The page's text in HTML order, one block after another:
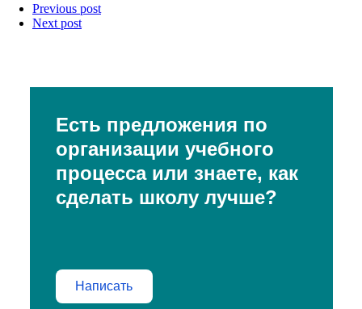
Previous post
Next post
Есть предложения по
организации учебного
процесса или знаете, как
сделать школу лучше?
Написать